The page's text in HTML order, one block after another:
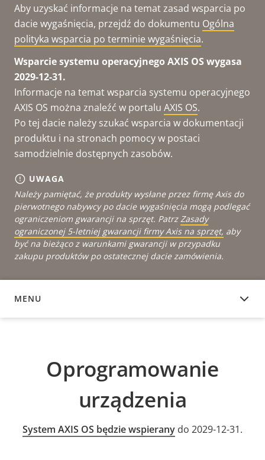
Aby uzyskać informacje na temat zasad wsparcia po
dacie wygaśnięcia, przejdź do dokumentu Ogólna
polityka wsparcia po terminie wygaśnięcia.
Wsparcie systemu operacyjnego AXIS OS wygasa
2029-12-31.
Informacje na temat wsparcia systemu operacyjnego
AXIS OS można znaleźć w portalu AXIS OS.
Po tej dacie należy szukać wsparcia w dokumentacji
produktu i na stronach pomocy w postaci
samodzielnie dostępnych zasobów.
UWAGA
Należy pamiętać, że produkty wysłane przez firmę Axis do
pierwotnego nabywcy po dacie wygaśnięcia mogą podlegać
ograniczeniom gwarancji na sprzęt. Patrz Zasady
ograniczonej 5-letniej gwarancji firmy Axis na sprzęt, aby
być na bieżąco z warunkami gwarancji w przypadku
zakupu produktów po ostatecznej dacie zamówienia.
MENU
OPROGRAMOWANIE URZĄDZENIA
Oprogramowanie
urządzenia
System AXIS OS będzie wspierany do 2029-12-31.